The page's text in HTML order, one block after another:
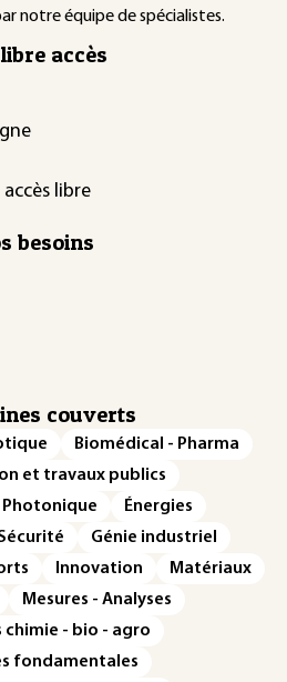
notre équipe de spécialistes.
accès
libre
besoins
couverts
Biomédical - Pharma
et travaux publics
Photonique
Énergies
Génie industriel
Innovation
Matériaux
Mesures - Analyses
chimie - bio - agro
fondamentales